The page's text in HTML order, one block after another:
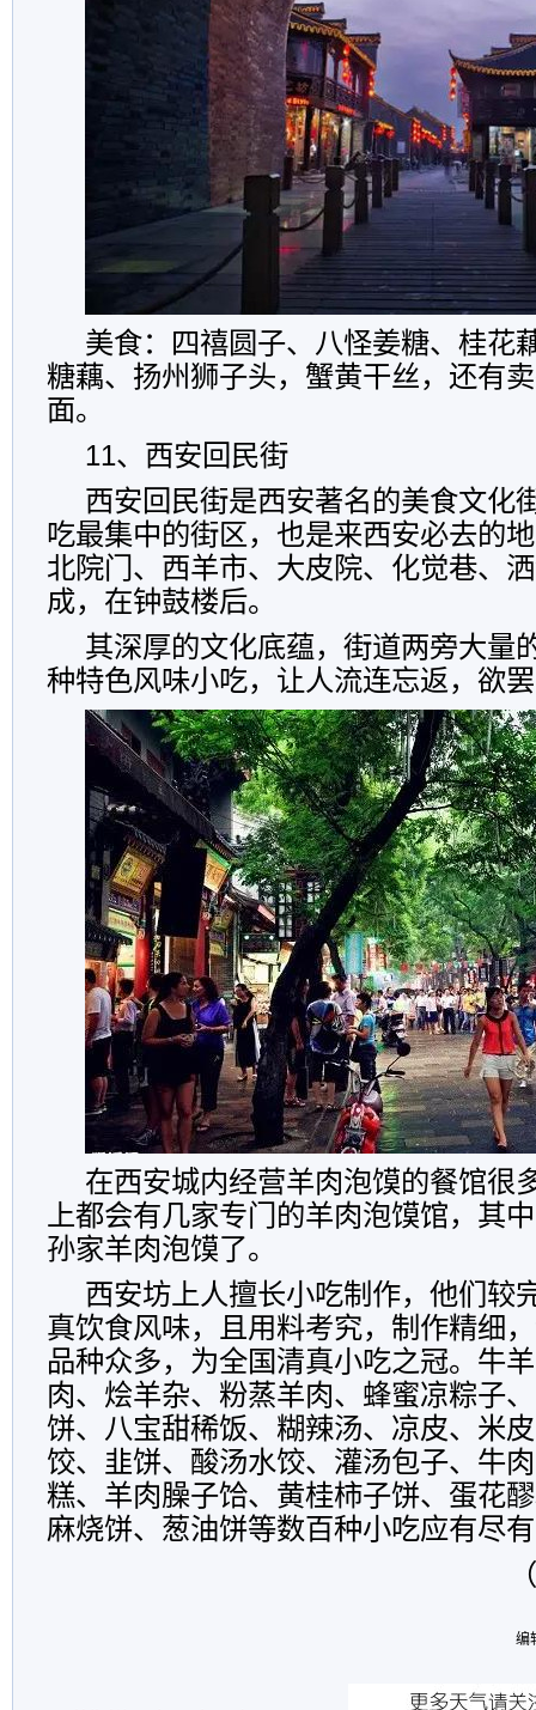
美食：四禧圆子、八怪姜糖、桂花
糖藕、扬州狮子头，蟹黄干丝，还有
面。
11、西安回民街
西安回民街是西安著名的美食文化
吃最集中的街区，也是来西安必去的
北院门、西羊市、大皮院、化觉巷、
成，在钟鼓楼后。
其深厚的文化底蕴，街道两旁大量
种特色风味小吃，让人流连忘返，欲
在西安城内经营羊肉泡馍的餐馆很
上都会有几家专门的羊肉泡馍馆，其
孙家羊肉泡馍了。
西安坊上人擅长小吃制作，他们较
真饮食风味，且用料考究，制作精细
品种众多，为全国清真小吃之冠。牛
肉、烩羊杂、粉蒸羊肉、蜂蜜凉粽子
饼、八宝甜稀饭、糊辣汤、凉皮、米
饺、韭饼、酸汤水饺、灌汤包子、牛
糕、羊肉臊子饸、黄桂柿子饼、蛋花
麻烧饼、葱油饼等数百种小吃应有尽
编